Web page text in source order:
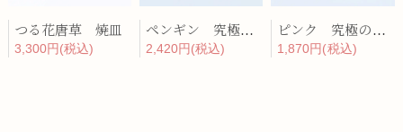
つる花唐草 焼皿
3,300円(税込)
ペンギン 究極のレンゲ
2,420円(税込)
ピンク 究極のレンゲ
1,870円(税込)